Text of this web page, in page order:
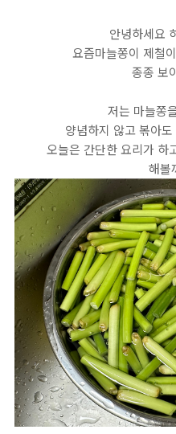
안녕하세요
요즘마늘쫑이 제철
종종 보
저는 마늘쫑
양념하지 않고 볶아
오늘은 간단한 요리가 하
해볼